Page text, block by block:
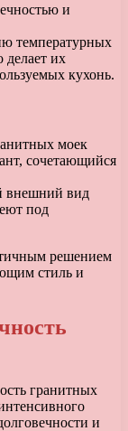
и
температурных
делает их
кухонь.
моек
сочетающийся
внешний вид
под
решением
стиль и
гранитных
и